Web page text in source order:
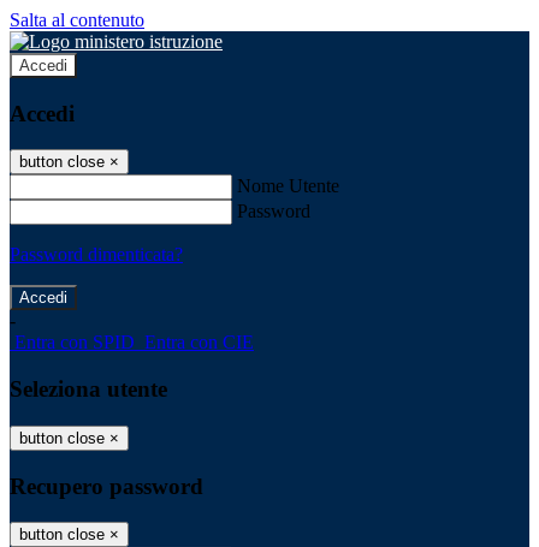
Salta al contenuto
Accedi
Accedi
button close ×
Nome Utente
Password
Password dimenticata?
-
Entra con SPID Entra con CIE
Seleziona utente
button close ×
Recupero password
button close ×